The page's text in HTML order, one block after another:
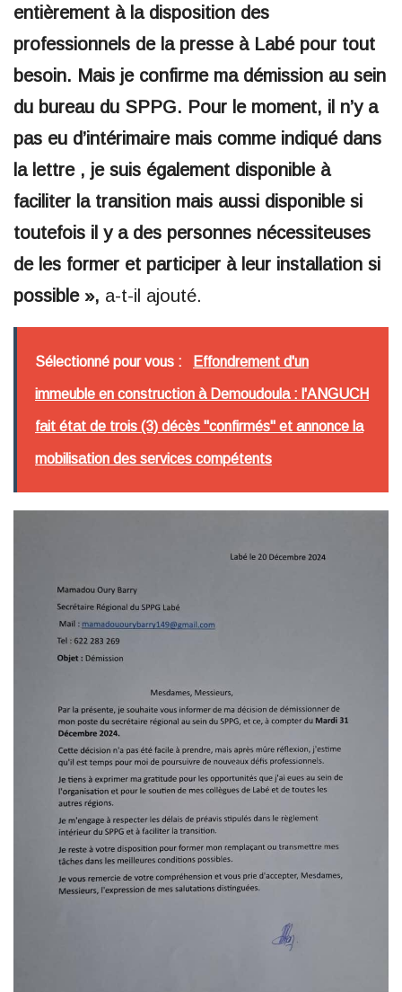
entièrement à la disposition des
professionnels de la presse à Labé pour tout
besoin. Mais je confirme ma démission au sein
du bureau du SPPG. Pour le moment, il n’y a
pas eu d’intérimaire mais comme indiqué dans
la lettre , je suis également disponible à
faciliter la transition mais aussi disponible si
toutefois il y a des personnes nécessiteuses
de les former et participer à leur installation si
possible », a-t-il ajouté.
Sélectionné pour vous : Effondrement d'un
immeuble en construction à Demoudoula : l'ANGUCH
fait état de trois (3) décès "confirmés" et annonce la
mobilisation des services compétents